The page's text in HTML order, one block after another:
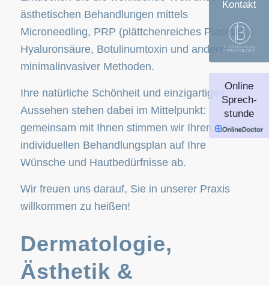
ästhetischen Behandlungen mittels
Microneedling, PRP (plättchenreiches Plasma),
Hyaluronsäure, Botulinumtoxin und anderer
minimalinvasiver Methoden.
Ihre natürliche Schönheit und einzigartiges
Aussehen stehen dabei im Mittelpunkt:
gemeinsam mit Ihnen stimmen wir Ihren
individuellen Behandlungsplan auf Ihre
Wünsche und Hautbedürfnisse ab.
Wir freuen uns darauf, Sie in unserer Praxis
willkommen zu heißen!
Dermatologie,
Ästhetik &
Kontakt
Online
Sprech-
stunde